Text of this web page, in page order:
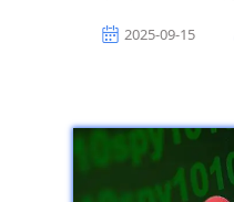
2025-09-15